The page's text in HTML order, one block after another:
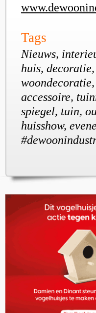
Tags
Nieuws,
huis,
accessoire,
spiegel, tuin,
huisshow,